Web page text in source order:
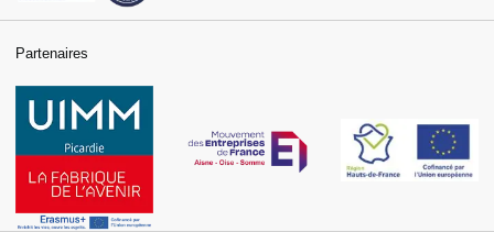
Partenaires